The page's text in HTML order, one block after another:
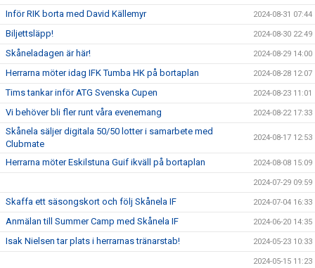
Inför RIK borta med David Källemyr 2024-08-31 07:44
Biljettsläpp! 2024-08-30 22:49
Skåneladagen är här! 2024-08-29 14:00
Herrarna möter idag IFK Tumba HK på bortaplan 2024-08-28 12:07
Tims tankar inför ATG Svenska Cupen 2024-08-23 11:01
Vi behöver bli fler runt våra evenemang 2024-08-22 17:33
Skånela säljer digitala 50/50 lotter i samarbete med
Clubmate
2024-08-17 12:53
Herrarna möter Eskilstuna Guif ikväll på bortaplan 2024-08-08 15:09
2024-07-29 09:59
Skaffa ett säsongskort och följ Skånela IF 2024-07-04 16:33
Anmälan till Summer Camp med Skånela IF 2024-06-20 14:35
Isak Nielsen tar plats i herrarnas tränarstab! 2024-05-23 10:33
2024-05-15 11:23